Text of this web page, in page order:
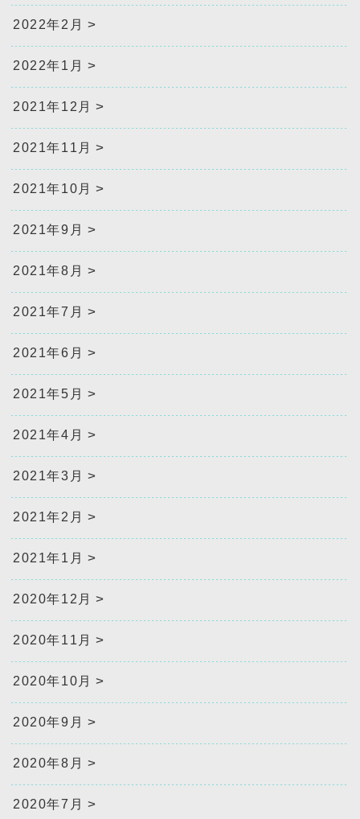
2022年2月
2022年1月
2021年12月
2021年11月
2021年10月
2021年9月
2021年8月
2021年7月
2021年6月
2021年5月
2021年4月
2021年3月
2021年2月
2021年1月
2020年12月
2020年11月
2020年10月
2020年9月
2020年8月
2020年7月